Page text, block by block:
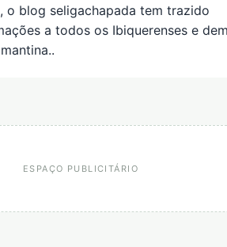
o blog seligachapada tem trazido
a todos os Ibiquerenses e
ESPAÇO PUBLICITÁRIO